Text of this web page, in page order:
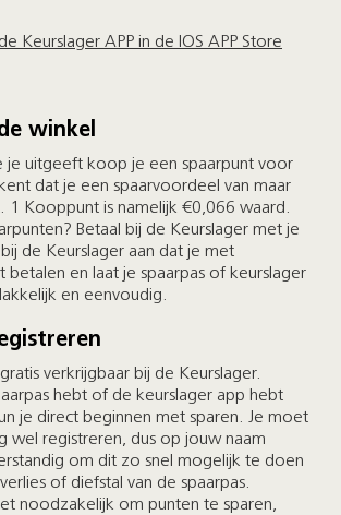
Keurslager APP in de IOS APP Store
winkel
je uitgeeft koop je een spaarpunt voor
dat je een spaarvoordeel van maar
1 Kooppunt is namelijk €0,066 waard.
Betaal bij de Keurslager met je
de Keurslager aan dat je met
betalen en laat je spaarpas of keurslager
en eenvoudig.
verkrijgbaar bij de Keurslager.
hebt of de keurslager app hebt
je direct beginnen met sparen. Je moet
wel registreren, dus op jouw naam
om dit zo snel mogelijk te doen
of diefstal van de spaarpas.
noodzakelijk om punten te sparen,